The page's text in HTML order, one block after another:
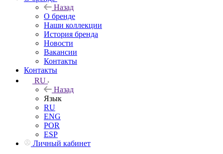
Назад
О бренде
Наши коллекции
История бренда
Новости
Вакансии
Контакты
Контакты
RU
Назад
Язык
RU
ENG
POR
ESP
Личный кабинет